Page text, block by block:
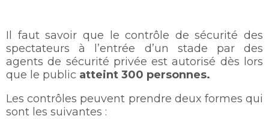
Il faut savoir que le contrôle de sécurité des
spectateurs à l’entrée d’un stade par des
agents de sécurité privée est autorisé dès lors
que le public atteint 300 personnes.
Les contrôles peuvent prendre deux formes qui
sont les suivantes :